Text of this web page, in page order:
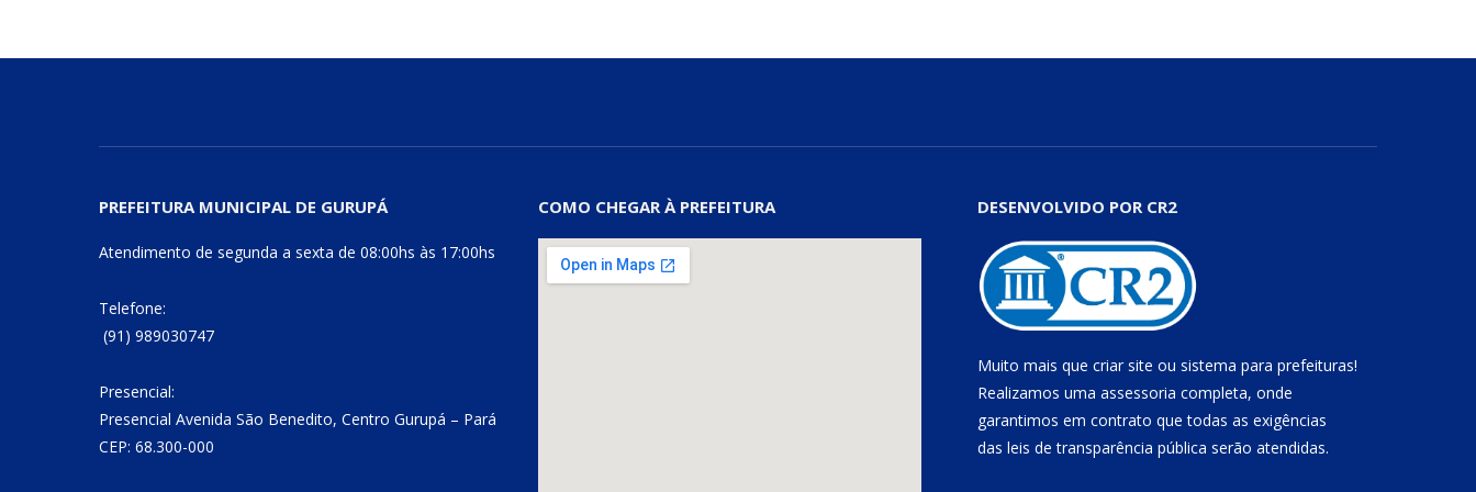
PREFEITURA MUNICIPAL DE GURUPÁ
Atendimento de segunda a sexta de 08:00hs às 17:00hs
Telefone:
(91) 989030747
Presencial:
Presencial Avenida São Benedito, Centro Gurupá – Pará
CEP: 68.300-000
COMO CHEGAR À PREFEITURA DESENVOLVIDO POR CR2
Muito mais que criar site ou sistema para prefeituras!
Realizamos uma assessoria completa, onde
garantimos em contrato que todas as exigências
das leis de transparência pública serão atendidas.